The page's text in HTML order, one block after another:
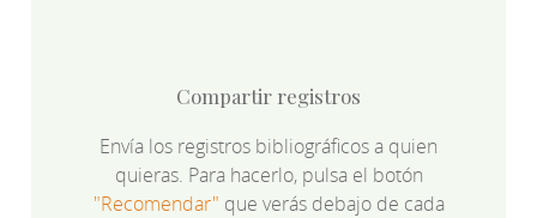
Compartir registros
Envía los registros bibliográficos a quien
quieras. Para hacerlo, pulsa el botón
"Recomendar" que verás debajo de cada